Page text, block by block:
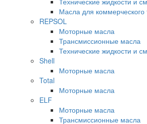
Масла для коммерческого
REPSOL
Моторные масла
Трансмиссионные масла
Технические жидкости и
Shell
Моторные масла
Total
Моторные масла
ELF
Моторные масла
Трансмиссионные масла